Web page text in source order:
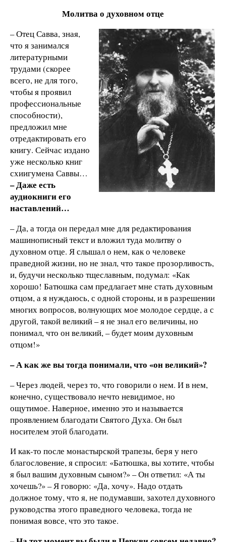
Молитва о духовном отце
– Отец Савва, зная,
что я занимался
литературными
трудами (скорее
всего, не для того,
чтобы я проявил
профессиональные
способности),
предложил мне
отредактировать его
книгу. Сейчас издано
уже несколько книг
схиигумена Саввы…
– Даже есть
аудиокниги его
наставлений…
– Да, а тогда он передал мне для редактирования
машинописный текст и вложил туда молитву о
духовном отце. Я слышал о нем, как о человеке
праведной жизни, но не знал, что такое прозорливость,
и, будучи несколько тщеславным, подумал: «Как
хорошо! Батюшка сам предлагает мне стать духовным
отцом, а я нуждаюсь, с одной стороны, и в разрешении
многих вопросов, волнующих мое молодое сердце, а с
другой, такой великий – я не знал его величины, но
понимал, что он великий, – будет моим духовным
отцом!»
– А как же вы тогда понимали, что «он великий»?
– Через людей, через то, что говорили о нем. И в нем,
конечно, существовало нечто невидимое, но
ощутимое. Наверное, именно это и называется
проявлением благодати Святого Духа. Он был
носителем этой благодати.
И как-то после монастырской трапезы, беря у него
благословение, я спросил: «Батюшка, вы хотите, чтобы
я был вашим духовным сыном?» – Он ответил: «А ты
хочешь?» – Я говорю: «Да, хочу». Надо отдать
должное тому, что я, не подумавши, захотел духовного
руководства этого праведного человека, тогда не
понимая вовсе, что это такое.